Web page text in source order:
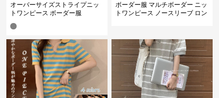
オーバーサイズストライプニッ
トワンピース ボーダー服
ボーダー服 マルチボーダー ニッ
トワンピース ノースリーブ ロン